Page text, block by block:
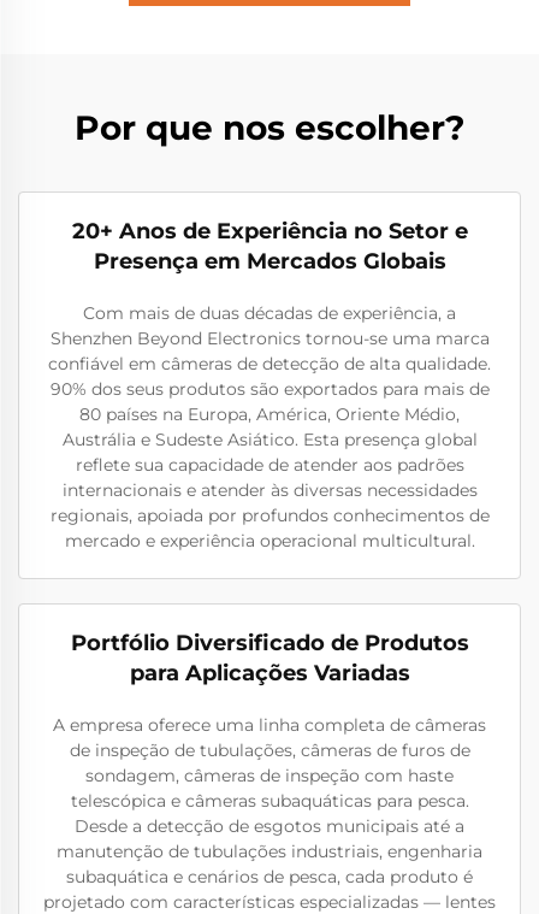
Por que nos escolher?
20+ Anos de Experiência no Setor e
Presença em Mercados Globais
Com mais de duas décadas de experiência, a
Shenzhen Beyond Electronics tornou-se uma marca
confiável em câmeras de detecção de alta qualidade.
90% dos seus produtos são exportados para mais de
80 países na Europa, América, Oriente Médio,
Austrália e Sudeste Asiático. Esta presença global
reflete sua capacidade de atender aos padrões
internacionais e atender às diversas necessidades
regionais, apoiada por profundos conhecimentos de
mercado e experiência operacional multicultural.
Portfólio Diversificado de Produtos
para Aplicações Variadas
A empresa oferece uma linha completa de câmeras
de inspeção de tubulações, câmeras de furos de
sondagem, câmeras de inspeção com haste
telescópica e câmeras subaquáticas para pesca.
Desde a detecção de esgotos municipais até a
manutenção de tubulações industriais, engenharia
subaquática e cenários de pesca, cada produto é
projetado com características especializadas — lentes